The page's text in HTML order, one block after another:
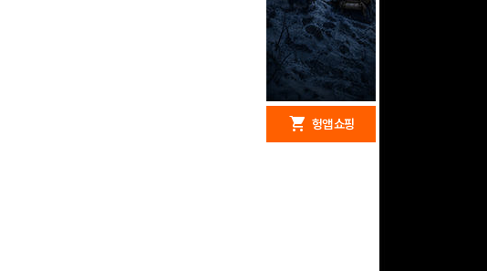
shopping_cart 헝앱 쇼핑